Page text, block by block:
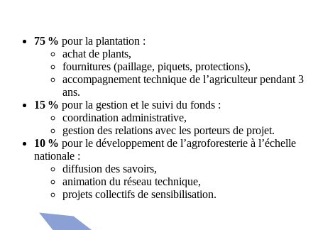
75 % pour la plantation :
achat de plants,
fournitures (paillage, piquets, protections),
accompagnement technique de l’agriculteur pendant 3
ans.
15 % pour la gestion et le suivi du fonds :
coordination administrative,
gestion des relations avec les porteurs de projet.
10 % pour le développement de l’agroforesterie à l’échelle
nationale :
diffusion des savoirs,
animation du réseau technique,
projets collectifs de sensibilisation.